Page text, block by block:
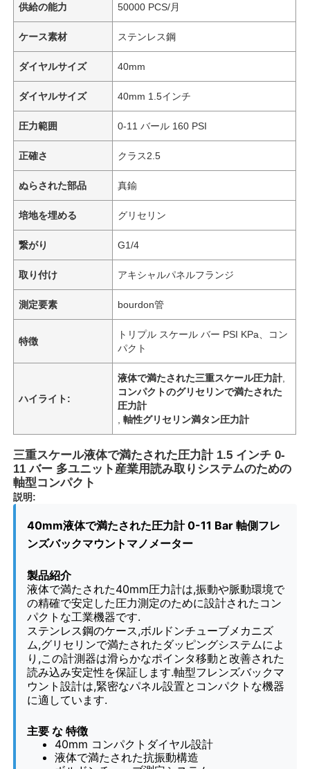
ホーム
企業情報
供給の能力 50000 PCS/月
ケース素材 ステンレス鋼
ダイヤルサイズ 40mm
ダイヤルサイズ 40mm 1.5インチ
圧力範囲 0-11 バール 160 PSI
正確さ クラス2.5
ぬらされた部品 真鍮
培地を埋める グリセリン
繋がり G1/4
取り付け アキシャルパネルフランジ
測定要素 bourdon管
特徴
トリプル スケール バー PSI KPa、コン
パクト
ハイライト:
液体で満たされた三重スケール圧力計,
コンパクトのグリセリンで満たされた
圧力計
,軸性グリセリン満タン圧力計
三重スケール液体で満たされた圧力計 1.5 インチ 0-
11 バー 多ユニット産業用読み取りシステムのための
軸型コンパクト
説明:
40mm液体で満たされた圧力計 0-11 Bar 軸側フレ
ンズバックマウントマノメーター
製品紹介
液体で満たされた40mm圧力計は,振動や脈動環境で
の精確で安定した圧力測定のために設計されたコン
パクトな工業機器です.
ステンレス鋼のケース,ボルドンチューブメカニズ
ム,グリセリンで満たされたダッピングシステムによ
り,この計測器は滑らかなポインタ移動と改善された
読み込み安定性を保証します.軸型フレンズバックマ
ウント設計は,緊密なパネル設置とコンパクトな機器
に適しています.
主要 な 特徴
40mm コンパクトダイヤル設計
液体で満たされた抗振動構造